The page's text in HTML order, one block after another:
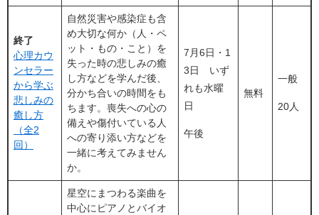
終了
心理カウ
ンセラー
から学ぶ
悲しみの
癒し方
（全2
回）
自然災害や感染症も含
め大切な何か（人・ペ
ット・もの・こと）を
失った時の悲しみの癒
し方などを学んだ後、
分かち合いの時間をも
ちます。喪失への心の
備えや傷付いている人
への寄り添い方などを
一緒に考えてみません
か。
7月6日・1
3日 いず
れも水曜
日
午後
無料
一般
20人
星空にまつわる楽曲を
中心にピアノとバイオ